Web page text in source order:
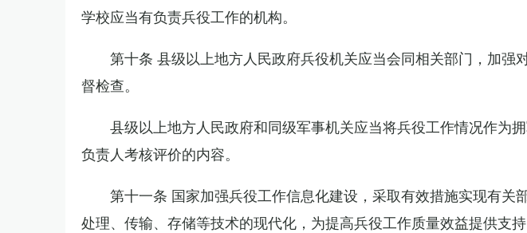
学校应当有负责兵役工作的机构。
第十条 县级以上地方人民政府兵役机关应当会同相关部门，加强
督检查。
县级以上地方人民政府和同级军事机关应当将兵役工作情况作为
负责人考核评价的内容。
第十一条 国家加强兵役工作信息化建设，采取有效措施实现有关
处理、传输、存储等技术的现代化，为提高兵役工作质量效益提供支持